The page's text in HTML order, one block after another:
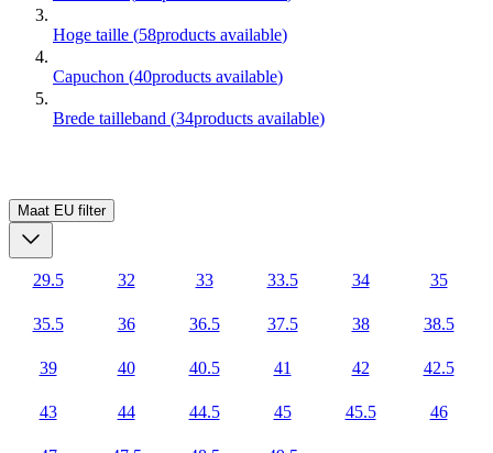
Hoge taille (58products available)
Capuchon (40products available)
Brede tailleband (34products available)
Maat EU filter
29.5 32 33 33.5 34 35
35.5 36 36.5 37.5 38 38.5
39 40 40.5 41 42 42.5
43 44 44.5 45 45.5 46